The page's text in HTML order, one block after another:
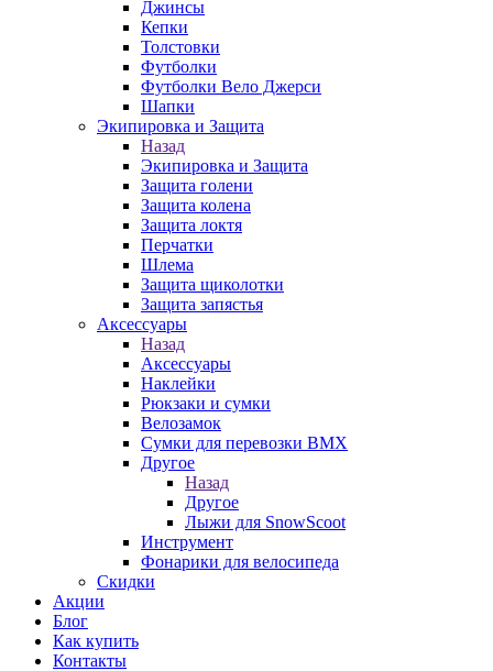
Джинсы
Кепки
Толстовки
Футболки
Футболки Вело Джерси
Шапки
Экипировка и Защита
Назад
Экипировка и Защита
Защита голени
Защита колена
Защита локтя
Перчатки
Шлема
Защита щиколотки
Защита запястья
Аксессуары
Назад
Аксессуары
Наклейки
Рюкзаки и сумки
Велозамок
Сумки для перевозки BMX
Другое
Назад
Другое
Лыжи для SnowScoot
Инструмент
Фонарики для велосипеда
Скидки
Акции
Блог
Как купить
Контакты